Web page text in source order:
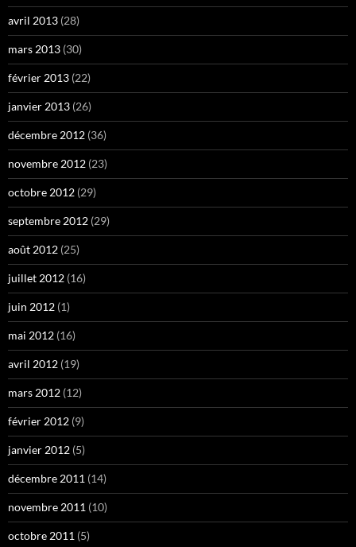
avril 2013 (28)
mars 2013 (30)
février 2013 (22)
janvier 2013 (26)
décembre 2012 (36)
novembre 2012 (23)
octobre 2012 (29)
septembre 2012 (29)
août 2012 (25)
juillet 2012 (16)
juin 2012 (1)
mai 2012 (16)
avril 2012 (19)
mars 2012 (12)
février 2012 (9)
janvier 2012 (5)
décembre 2011 (14)
novembre 2011 (10)
octobre 2011 (5)